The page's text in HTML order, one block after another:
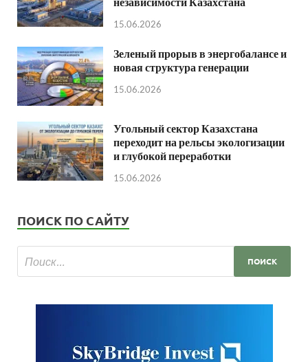
15.06.2026
Зеленый прорыв в энергобалансе и
новая структура генерации
15.06.2026
Угольный сектор Казахстана
переходит на рельсы экологизации
и глубокой переработки
15.06.2026
ПОИСК ПО САЙТУ